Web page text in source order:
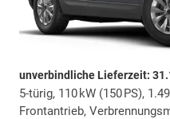
unverbindliche Lieferzeit:
5-türig, 110 kW (150 PS),
Frontantrieb,